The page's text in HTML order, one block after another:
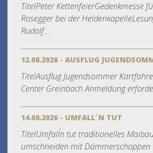
TitelPeter KettenfeierGedenkmesse
Rosegger bei der
Rudolf...
12.08.2026 - AUSFLUG
TitelAusflug Jugendsommer
Center Greinbach Anmeldung
14.08.2026 - UMFALL´N TUT
TitelUmfall´n tut traditionelles
umschneiden mit Dämmerschoppen